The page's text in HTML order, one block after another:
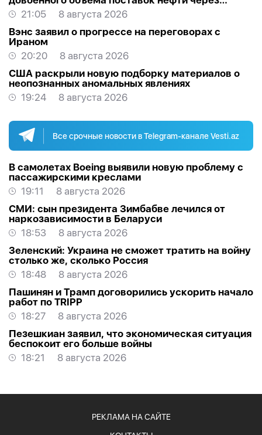
Ормуз
21:05
8 августа 2026
Вэнс заявил о прогрессе на переговорах с
Ираном
20:20
8 августа 2026
США раскрыли новую подборку материалов о
неопознанных аномальных явлениях
19:24
8 августа 2026
Все срочные новости в Telegram-канале Vesti.az
В самолетах Boeing выявили новую проблему с
пассажирскими креслами
19:11
8 августа 2026
СМИ: сын президента Зимбабве лечился от
наркозависимости в Беларуси
18:53
8 августа 2026
Зеленский: Украина не сможет тратить на войну
столько же, сколько Россия
18:48
8 августа 2026
Пашинян и Трамп договорились ускорить начало
работ по TRIPP
18:27
8 августа 2026
Пезешкиан заявил, что экономическая ситуация
беспокоит его больше войны
18:21
8 августа 2026
РЕКЛАМА НА САЙТЕ